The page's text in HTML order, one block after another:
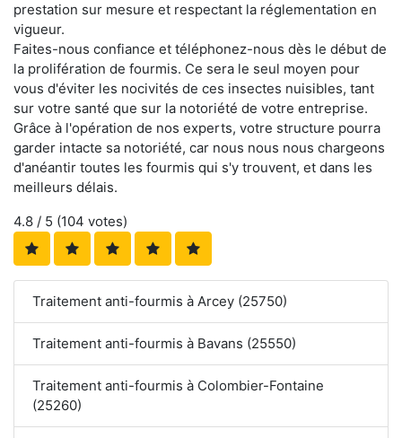
prestation sur mesure et respectant la réglementation en
vigueur.
Faites-nous confiance et téléphonez-nous dès le début de
la prolifération de fourmis. Ce sera le seul moyen pour
vous d'éviter les nocivités de ces insectes nuisibles, tant
sur votre santé que sur la notoriété de votre entreprise.
Grâce à l'opération de nos experts, votre structure pourra
garder intacte sa notoriété, car nous nous nous chargeons
d'anéantir toutes les fourmis qui s'y trouvent, et dans les
meilleurs délais.
4.8 / 5 (104 votes)
Traitement anti-fourmis à Arcey (25750)
Traitement anti-fourmis à Bavans (25550)
Traitement anti-fourmis à Colombier-Fontaine
(25260)